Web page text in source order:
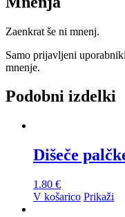
Zaenkrat še ni mnenj.
Samo prijavljeni
mnenje.
Podobni izdelki
Dišeče
1.80 €
V košarico Prikaži